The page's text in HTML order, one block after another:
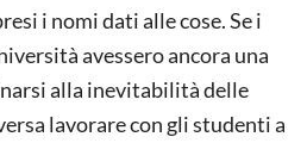
i nomi dati alle cose. Se i
avessero ancora una
alla inevitabilità delle
lavorare con gli studenti a